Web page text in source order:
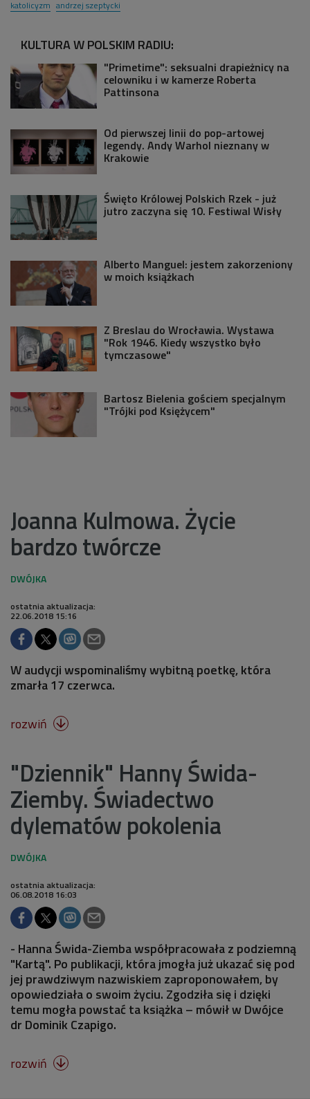
katolicyzm andrzej szeptycki
KULTURA W POLSKIM RADIU:
"Primetime": seksualni drapieżnicy na
celowniku i w kamerze Roberta
Pattinsona
Od pierwszej linii do pop-artowej
legendy. Andy Warhol nieznany w
Krakowie
Święto Królowej Polskich Rzek - już
jutro zaczyna się 10. Festiwal Wisły
Alberto Manguel: jestem zakorzeniony
w moich książkach
Z Breslau do Wrocławia. Wystawa
"Rok 1946. Kiedy wszystko było
tymczasowe"
Bartosz Bielenia gościem specjalnym
"Trójki pod Księżycem"
Joanna Kulmowa. Życie
bardzo twórcze
ostatnia aktualizacja:
22.06.2018 15:16
W audycji wspominaliśmy wybitną poetkę, która
zmarła 17 czerwca.
rozwiń 
"Dziennik" Hanny Świda-
Ziemby. Świadectwo
dylematów pokolenia
ostatnia aktualizacja:
06.08.2018 16:03
- Hanna Świda-Ziemba współpracowała z podziemną
"Kartą". Po publikacji, która jmogła już ukazać się pod
jej prawdziwym nazwiskiem zaproponowałem, by
opowiedziała o swoim życiu. Zgodziła się i dzięki
temu mogła powstać ta książka – mówił w Dwójce
dr Dominik Czapigo.
rozwiń 